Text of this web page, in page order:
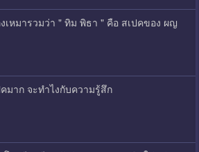
เหมารวมว่า " ทิม พิธา " คือ สเปคของ ผญ
มาก จะทำไงกับความรู้สึก